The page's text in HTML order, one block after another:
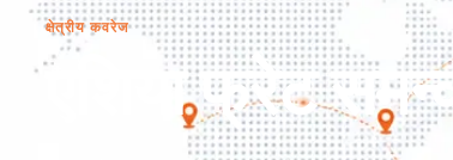
क्षेत्रीय कवरेज
एशिया फ्रेट